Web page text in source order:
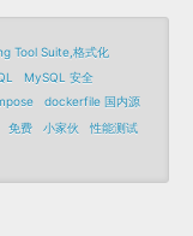
Tool Suite,格式化
MySQL 安全
dockerfile 国内源
免费 小家伙
性能测试